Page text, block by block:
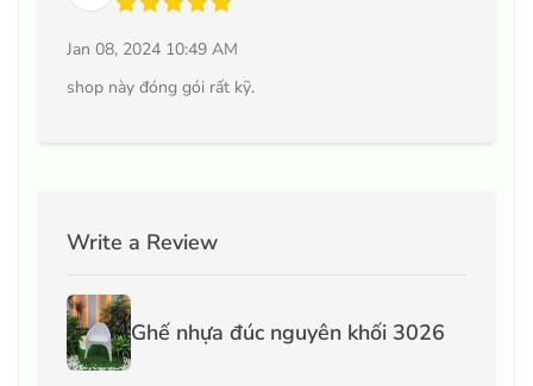
Jan 08, 2024 10:49 AM
shop này đóng gói rất kỹ.
Write a Review
Ghế nhựa đúc nguyên khối 3026